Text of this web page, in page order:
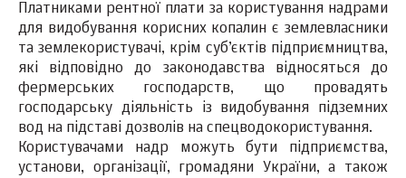
Платниками рентної плати за користування надрами
для видобування корисних копалин є землевласники
та землекористувачі, крім суб’єктів підприємництва,
які відповідно до законодавства відносяться до
фермерських господарств, що провадять
господарську діяльність із видобування підземних
вод на підставі дозволів на спецводокористування.
Користувачами надр можуть бути підприємства,
установи, організації, громадяни України, а також